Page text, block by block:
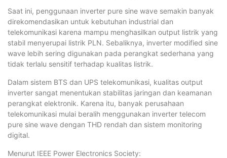
Saat ini, penggunaan inverter pure sine wave semakin banyak
direkomendasikan untuk kebutuhan industrial dan
telekomunikasi karena mampu menghasilkan output listrik yang
stabil menyerupai listrik PLN. Sebaliknya, inverter modified sine
wave lebih sering digunakan pada perangkat sederhana yang
tidak terlalu sensitif terhadap kualitas listrik.
Dalam sistem BTS dan UPS telekomunikasi, kualitas output
inverter sangat menentukan stabilitas jaringan dan keamanan
perangkat elektronik. Karena itu, banyak perusahaan
telekomunikasi mulai beralih menggunakan inverter telecom
pure sine wave dengan THD rendah dan sistem monitoring
digital.
Menurut IEEE Power Electronics Society: